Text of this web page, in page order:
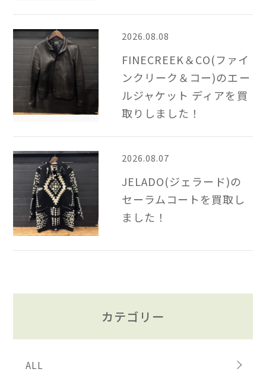
2026.08.08
FINECREEK＆CO(ファイ
ンクリーク＆コー)のエー
ルジャケット ディアを買
取りしました！
2026.08.07
JELADO(ジェラード)の
セーラムコートを買取し
ました！
カテゴリー
ALL